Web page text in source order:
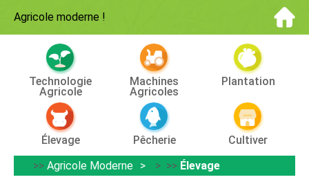
Agricole moderne !
Technologie
Agricole
Machines
Agricoles
Plantation
Élevage Pêcherie
Cultiver
>> Agricole Moderne > >> Élevage